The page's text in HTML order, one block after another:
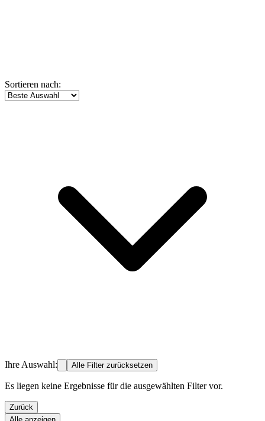
Sortieren nach:
Ihre Auswahl: Alle Filter zurücksetzen
Es liegen keine Ergebnisse für die ausgewählten Filter vor.
Zurück